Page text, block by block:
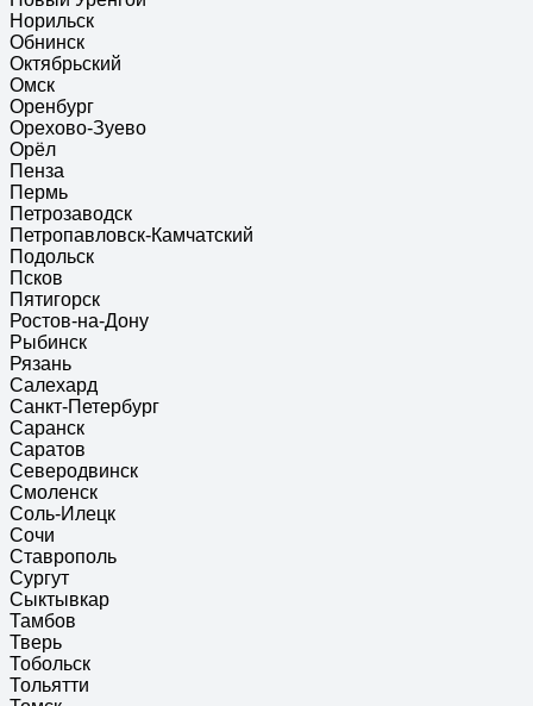
Норильск
Обнинск
Октябрьский
Омск
Оренбург
Орехово-Зуево
Орёл
Пенза
Пермь
Петрозаводск
Петропавловск-Камчатский
Подольск
Псков
Пятигорск
Ростов-на-Дону
Рыбинск
Рязань
Салехард
Санкт-Петербург
Саранск
Саратов
Северодвинск
Смоленск
Соль-Илецк
Сочи
Ставрополь
Сургут
Сыктывкар
Тамбов
Тверь
Тобольск
Тольятти